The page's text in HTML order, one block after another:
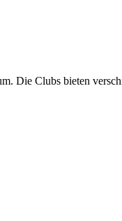
Die Clubs bieten